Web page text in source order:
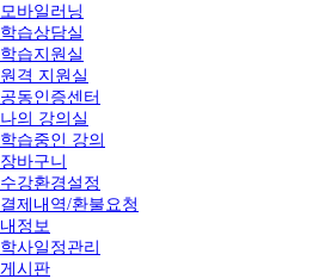
모바일러닝
학습상담실
학습지원실
원격 지원실
공동인증센터
나의 강의실
학습중인 강의
장바구니
수강환경설정
결제내역/환불요청
내정보
학사일정관리
게시판